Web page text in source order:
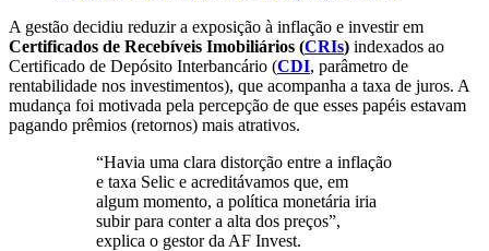
A gestão decidiu reduzir a exposição à inflação e investir em
Certificados de Recebíveis Imobiliários (CRIs) indexados ao
Certificado de Depósito Interbancário (CDI, parâmetro de
rentabilidade nos investimentos), que acompanha a taxa de juros. A
mudança foi motivada pela percepção de que esses papéis estavam
pagando prêmios (retornos) mais atrativos.
“Havia uma clara distorção entre a inflação
e taxa Selic e acreditávamos que, em
algum momento, a política monetária iria
subir para conter a alta dos preços”,
explica o gestor da AF Invest.